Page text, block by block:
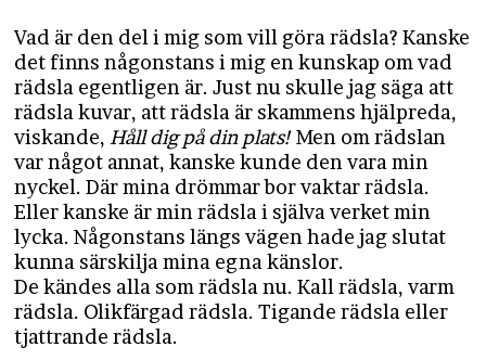
Vad är den del i mig som vill göra rädsla? Kanske
det finns någonstans i mig en kunskap om vad
rädsla egentligen är. Just nu skulle jag säga att
rädsla kuvar, att rädsla är skammens hjälpreda,
viskande, Håll dig på din plats!Men om rädslan
var något annat, kanske kunde den vara min
nyckel. Där mina drömmar bor vaktar rädsla.
Eller kanske är min rädsla i själva verket min
lycka. Någonstans längs vägen hade jag slutat
kunna särskilja mina egna känslor.
De kändes alla som rädsla nu. Kall rädsla, varm
rädsla. Olikfärgad rädsla. Tigande rädsla eller
tjattrande rädsla.